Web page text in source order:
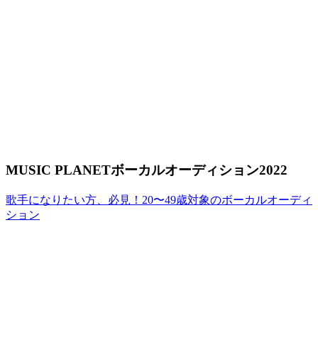
MUSIC PLANETボーカルオーディション2022
歌手になりたい方、必見！20〜49歳対象のボーカルオーディ
ション